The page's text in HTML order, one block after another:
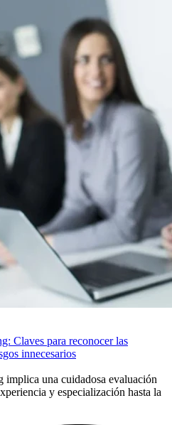
Claves para reconocer las
innecesarios
implica una cuidadosa evaluación
y especialización hasta la